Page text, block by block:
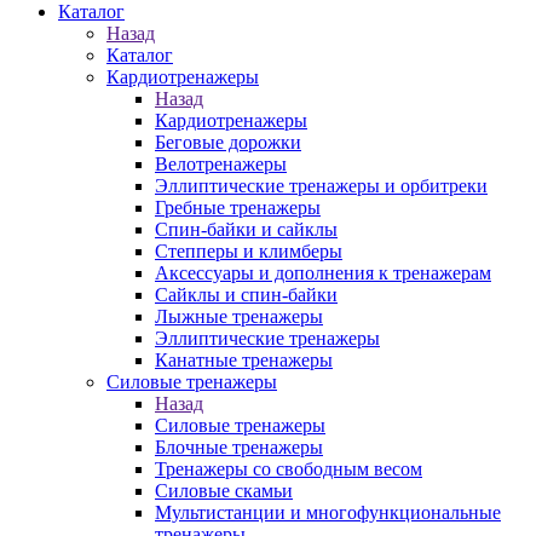
Каталог
Назад
Каталог
Кардиотренажеры
Назад
Кардиотренажеры
Беговые дорожки
Велотренажеры
Эллиптические тренажеры и орбитреки
Гребные тренажеры
Спин-байки и сайклы
Степперы и климберы
Аксессуары и дополнения к тренажерам
Сайклы и спин-байки
Лыжные тренажеры
Эллиптические тренажеры
Канатные тренажеры
Силовые тренажеры
Назад
Силовые тренажеры
Блочные тренажеры
Тренажеры со свободным весом
Силовые скамьи
Мультистанции и многофункциональные